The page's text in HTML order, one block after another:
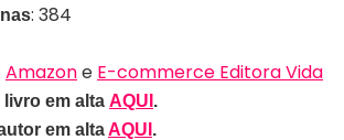
: 384
Amazone E-commerce Editora Vida
livro em alta AQUI .
em altaAQUI .